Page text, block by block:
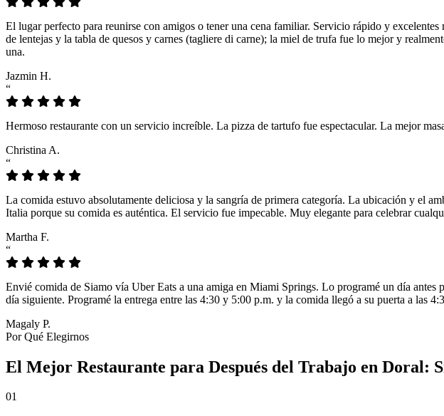
El lugar perfecto para reunirse con amigos o tener una cena familiar. Servicio rápido y
de lentejas y la tabla de quesos y carnes (tagliere di carne); la miel de trufa fue lo mejor y
una.
Jazmin H.
“
Hermoso restaurante con un servicio increíble. La pizza de tartufo fue espectacular. La mejor
Christina A.
“
La comida estuvo absolutamente deliciosa y la sangría de primera categoría. La ubicación y el
Italia porque su comida es auténtica. El servicio fue impecable. Muy elegante para celebrar
Martha F.
“
Envié comida de Siamo vía Uber Eats a una amiga en Miami Springs. Lo programé un día
día siguiente. Programé la entrega entre las 4:30 y 5:00 p.m. y la comida llegó a su puerta a las
Magaly P.
Por Qué Elegirnos
El Mejor Restaurante para Después del Trabajo en Doral:
01